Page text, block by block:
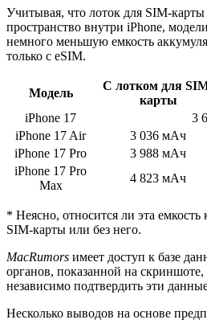
Учитывая, что лоток для SIM-карты
пространство внутри iPhone,
немного меньшую емкость
только с eSIM.
Модель
С лотком для
карты
iPhone 17
3
iPhone 17 Air
3 036 мАч
iPhone 17 Pro
3 988 мАч
iPhone 17 Pro
Max
4 823 мАч
* Неясно, относится ли эта
SIM-карты или без него.
MacRumors имеет доступ к базе
органов, показанной на
независимо подтвердить эти
Несколько выводов на основе